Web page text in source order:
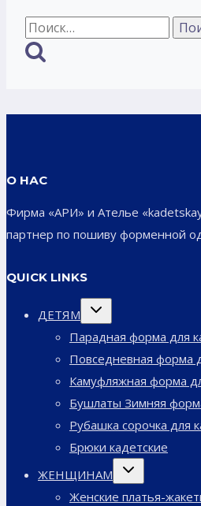
Найти:
О НАС
Фирма «АРИ» и Ателье
партнер по пошиву форменной
QUICK LINKS
ДЕТЯМ
Переключить
дочернее
Парадная форма для
Повседневная форма
Камуфляжная форма
Бушлаты Зимняя
Рубашка сорочка для
Брюки кадетские
ЖЕНЩИНАМ
Переключить
дочернее
Женские платья-